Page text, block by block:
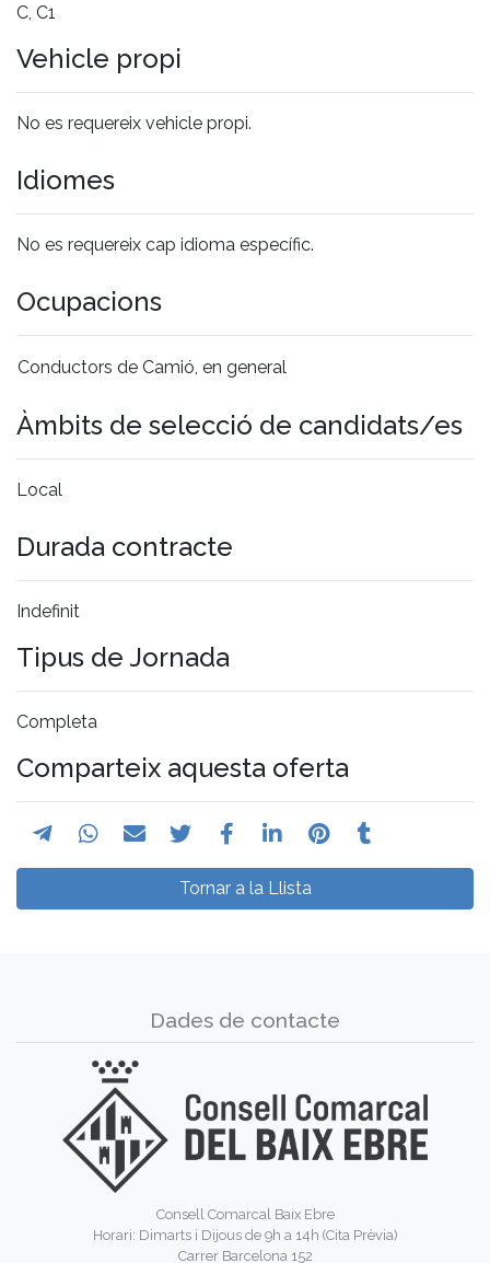
C, C1
Vehicle propi
No es requereix vehicle propi.
Idiomes
No es requereix cap idioma específic.
Ocupacions
Conductors de Camió, en general
Àmbits de selecció de candidats/es
Local
Durada contracte
Indefinit
Tipus de Jornada
Completa
Comparteix aquesta oferta
Tornar a la Llista
Dades de contacte
Consell Comarcal Baix Ebre
Horari: Dimarts i Dijous de 9h a 14h (Cita Prèvia)
Carrer Barcelona 152